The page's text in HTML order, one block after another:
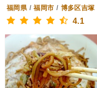
福岡県/福岡市 / 博多区吉塚
4.1